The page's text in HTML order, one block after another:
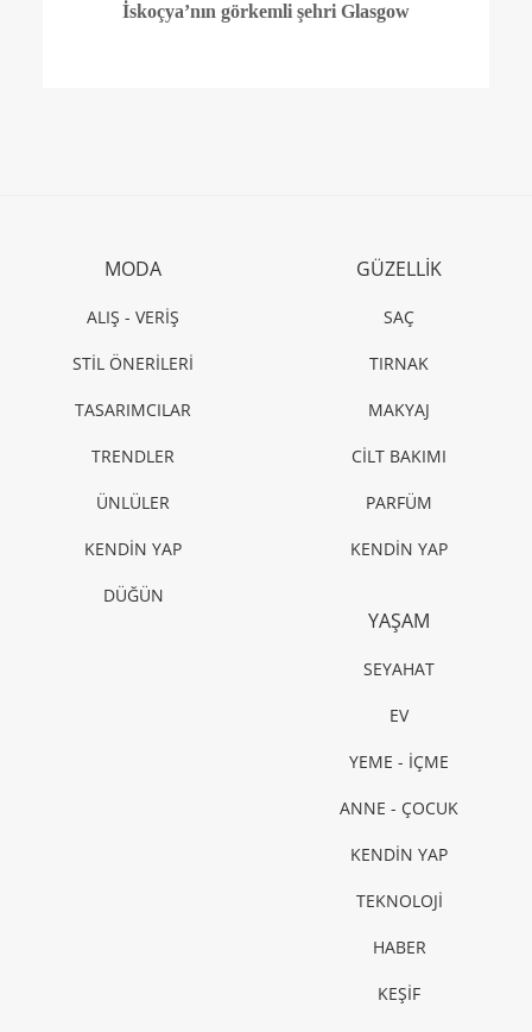
İskoçya’nın görkemli şehri Glasgow
MODA
ALIŞ - VERİŞ
STİL ÖNERİLERİ
TASARIMCILAR
TRENDLER
ÜNLÜLER
KENDİN YAP
DÜĞÜN
GÜZELLİK
SAÇ
TIRNAK
MAKYAJ
CİLT BAKIMI
PARFÜM
KENDİN YAP
YAŞAM
SEYAHAT
EV
YEME - İÇME
ANNE - ÇOCUK
KENDİN YAP
TEKNOLOJİ
HABER
KEŞİF